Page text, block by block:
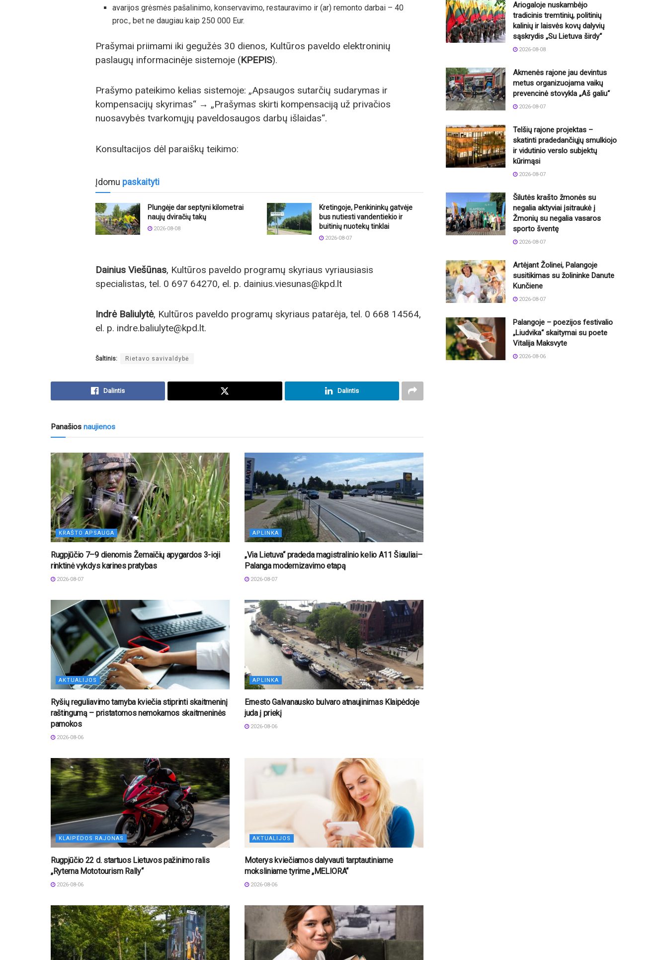
avarijos grėsmės pašalinimo, konservavimo, restauravimo ir (ar) remonto darbai – 40
proc., bet ne daugiau kaip 250 000 Eur.
Prašymai priimami iki gegužės 30 dienos, Kultūros paveldo elektroninių
paslaugų informacinėje sistemoje (KPEPIS).
Prašymo pateikimo kelias sistemoje: „Apsaugos sutarčių sudarymas ir
kompensacijų skyrimas“ → „Prašymas skirti kompensaciją už privačios
nuosavybės tvarkomųjų paveldosaugos darbų išlaidas“.
Konsultacijos dėl paraiškų teikimo:
Įdomu paskaityti
Plungėje dar septyni kilometrai
naujų dviračių takų
2026-08-08
Kretingoje, Penkininkų gatvėje
bus nutiesti vandentiekio ir
buitinių nuotekų tinklai
2026-08-07
Dainius Viešūnas, Kultūros paveldo programų skyriaus vyriausiasis
specialistas, tel. 0 697 64270, el. p. dainius.viesunas@kpd.lt
Indrė Baliulytė, Kultūros paveldo programų skyriaus patarėja, tel. 0 668 14564,
el. p. indre.baliulyte@kpd.lt.
Šaltinis: Rietavo savivaldybė
Dalintis Dalintis
Panašios naujienos
KRAŠTO APSAUGA
Rugpjūčio 7–9 dienomis Žemaičių apygardos 3-ioji
rinktinė vykdys karines pratybas
2026-08-07
APLINKA
„Via Lietuva“ pradeda magistralinio kelio A11 Šiauliai–
Palanga modernizavimo etapą
2026-08-07
AKTUALIJOS
Ryšių reguliavimo tarnyba kviečia stiprinti skaitmeninį
raštingumą – pristatomos nemokamos skaitmeninės
pamokos
2026-08-06
APLINKA
Ernesto Galvanausko bulvaro atnaujinimas Klaipėdoje
juda į priekį
2026-08-06
KLAIPĖDOS RAJONAS
Rugpjūčio 22 d. startuos Lietuvos pažinimo ralis
„Ryterna Mototourism Rally“
2026-08-06
AKTUALIJOS
Moterys kviečiamos dalyvauti tarptautiniame
moksliniame tyrime „MELIORA“
2026-08-06
Ariogaloje nuskambėjo
tradicinis tremtinių, politinių
kalinių ir laisvės kovų dalyvių
sąskrydis „Su Lietuva širdy“
2026-08-08
Akmenės rajone jau devintus
metus organizuojama vaikų
prevencinė stovykla „Aš galiu“
2026-08-07
Telšių rajone projektas –
skatinti pradedančiųjų smulkiojo
ir vidutinio verslo subjektų
kūrimąsi
2026-08-07
Šilutės krašto žmonės su
negalia aktyviai įsitraukė į
Žmonių su negalia vasaros
sporto šventę
2026-08-07
Artėjant Žolinei, Palangoje
susitikimas su žolininke Danute
Kunčiene
2026-08-07
Palangoje – poezijos festivalio
„Liudvika“ skaitymai su poete
Vitalija Maksvyte
2026-08-06